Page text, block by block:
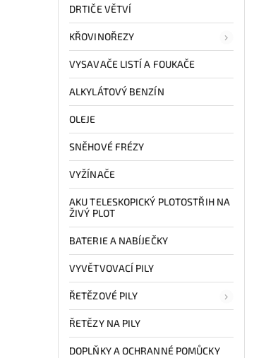
DRTIČE VĚTVÍ
KŘOVINOŘEZY
VYSAVAČE LISTÍ A FOUKAČE
ALKYLÁTOVÝ BENZÍN
OLEJE
SNĚHOVÉ FRÉZY
VYŽÍNAČE
AKU TELESKOPICKÝ PLOTOSTŘIH NA
ŽIVÝ PLOT
BATERIE A NABÍJEČKY
VYVĚTVOVACÍ PILY
ŘETĚZOVÉ PILY
ŘETĚZY NA PILY
DOPLŇKY A OCHRANNÉ POMŮCKY